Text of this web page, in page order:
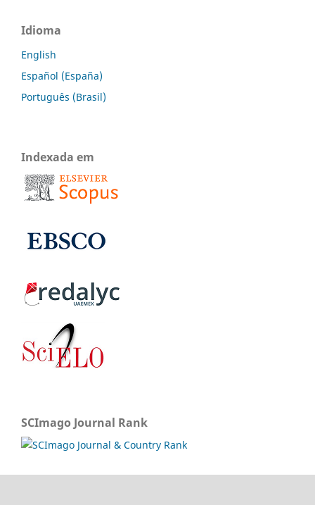
Idioma
English
Español (España)
Português (Brasil)
Indexada em
SCImago Journal Rank